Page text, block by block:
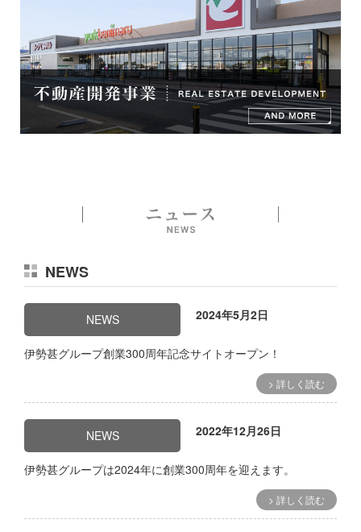
NEWS
NEWS 2024年5月2日
伊勢甚グループ創業300周年記念サイトオープン！
> 詳しく読む
NEWS 2022年12月26日
伊勢甚グループは2024年に創業300周年を迎えます。
> 詳しく読む